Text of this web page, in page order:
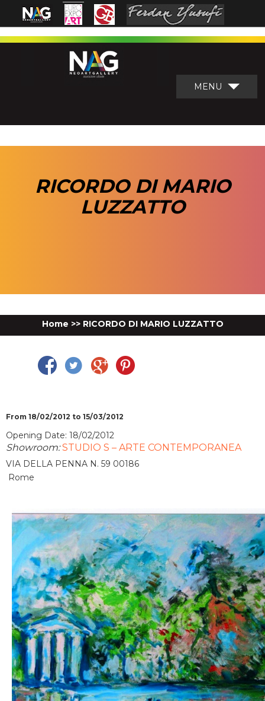
MENU
RICORDO DI MARIO
LUZZATTO
Home >> RICORDO DI MARIO LUZZATTO
From 18/02/2012 to 15/03/2012
Opening Date: 18/02/2012
Showroom:STUDIO S – ARTE CONTEMPORANEA
VIA DELLA PENNA N. 59 00186
Rome